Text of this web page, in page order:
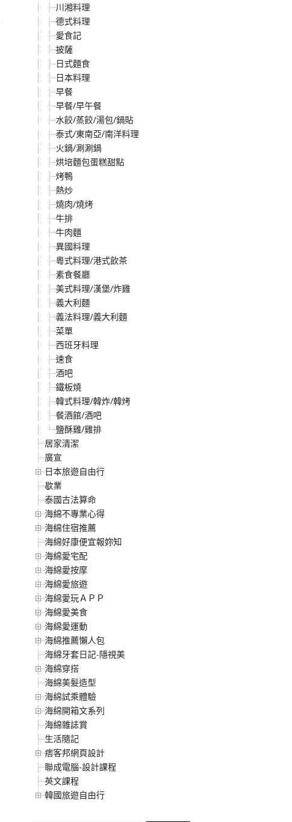
川湘料理
德式料理
愛食記
披薩
日式麵食
日本料理
早餐
早餐/早午餐
水餃/蒸餃/湯包/鍋貼
泰式/東南亞/南洋料理
火鍋/涮涮鍋
烘培麵包蛋糕甜點
烤鴨
熱炒
燒肉/燒烤
牛排
牛肉麵
異國料理
粵式料理/港式飲茶
素食餐廳
美式料理/漢堡/炸雞
義大利麵
義法料理/義大利麵
菜單
西班牙料理
速食
酒吧
鐵板燒
韓式料理/韓炸/韓烤
餐酒館/酒吧
鹽酥雞/雞排
居家清潔
廣宣
日本旅遊自由行
歇業
泰國古法算命
海綿不專業心得
海綿住宿推薦
海綿好康便宜報妳知
海綿愛宅配
海綿愛按摩
海綿愛旅遊
海綿愛玩ＡＰＰ
海綿愛美食
海綿愛運動
海綿推薦懶人包
海綿牙套日記-隱視美
海綿穿搭
海綿美髮造型
海綿試乘體驗
海綿開箱文系列
海綿雜誌賞
生活隨記
痞客邦網頁設計
聯成電腦-設計課程
英文課程
韓國旅遊自由行